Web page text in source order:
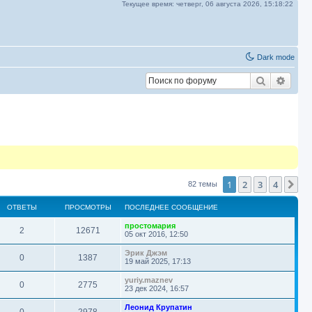
Текущее время: четверг, 06 августа 2026, 15:18:22
Dark mode
Поиск
82 темы 1 2 3 4
ОТВЕТЫ ПРОСМОТРЫ ПОСЛЕДНЕЕ СООБЩЕНИЕ
2О
т
е
т
12671
р
м
П
о
л
е
д
е
е
с
о
простомария
05 окт 2016, 12:50
0О
т
1387
р
П
о
л
е
д
н
е
Эрик Джэм
19 май 2025, 17:13
0О
т
2775
р
П
о
л
yuriy.maznev
23 дек 2024, 16:57
П
Леонид Крупатин